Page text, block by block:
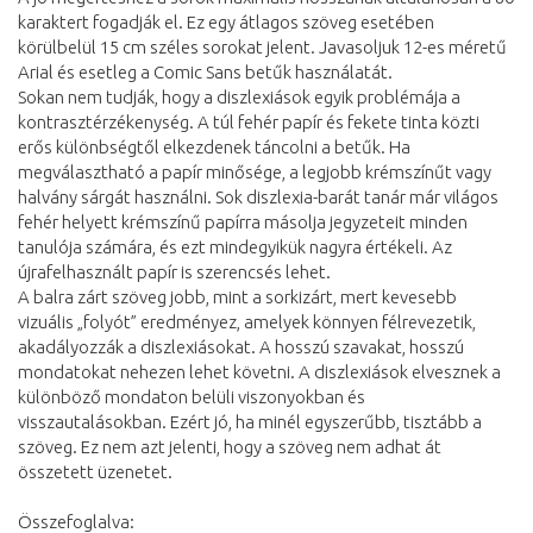
karaktert fogadják el. Ez egy átlagos szöveg esetében
körülbelül 15 cm széles sorokat jelent. Javasoljuk 12-es méretű
Arial és esetleg a Comic Sans betűk használatát.
Sokan nem tudják, hogy a diszlexiások egyik problémája a
kontrasztérzékenység. A túl fehér papír és fekete tinta közti
erős különbségtől elkezdenek táncolni a betűk. Ha
megválasztható a papír minősége, a legjobb krémszínűt vagy
halvány sárgát használni. Sok diszlexia-barát tanár már világos
fehér helyett krémszínű papírra másolja jegyzeteit minden
tanulója számára, és ezt mindegyikük nagyra értékeli. Az
újrafelhasznált papír is szerencsés lehet.
A balra zárt szöveg jobb, mint a sorkizárt, mert kevesebb
vizuális „folyót” eredményez, amelyek könnyen félrevezetik,
akadályozzák a diszlexiásokat. A hosszú szavakat, hosszú
mondatokat nehezen lehet követni. A diszlexiások elvesznek a
különböző mondaton belüli viszonyokban és
visszautalásokban. Ezért jó, ha minél egyszerűbb, tisztább a
szöveg. Ez nem azt jelenti, hogy a szöveg nem adhat át
összetett üzenetet.
Összefoglalva: